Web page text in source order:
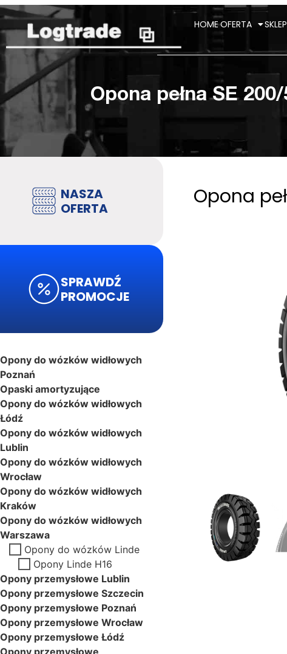
HOMEOFERTA SKLEP
Opona pełna SE
NASZA
OFERTA
SPRAWDŹ
PROMOCJE
Opony do wózków widłowych
Poznań
Opaski amortyzujące
Opony do wózków widłowych
Łódź
Opony do wózków widłowych
Lublin
Opony do wózków widłowych
Wrocław
Opony do wózków widłowych
Kraków
Opony do wózków widłowych
Warszawa
Opony do wózków Linde
Opony Linde H16
Opony przemysłowe Lublin
Opony przemysłowe Szczecin
Opony przemysłowe Poznań
Opony przemysłowe Wrocław
Opony przemysłowe Łódź
Opony przemysłowe
Opona